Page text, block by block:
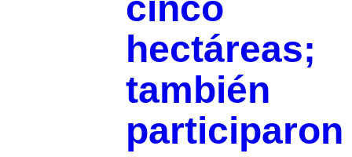
cinco
hectáreas;
también
participaron